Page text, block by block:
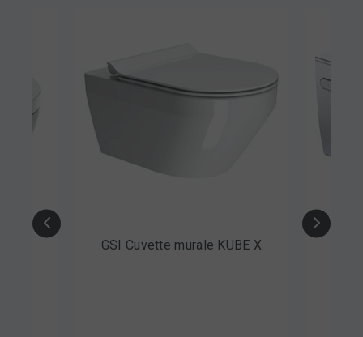
GSI Cuvette murale KUBE X
GEBERIT WCdouche